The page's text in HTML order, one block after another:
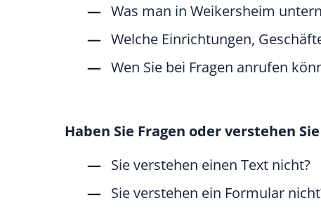
Was man in Weikersheim
Welche Einrichtungen,
Wen Sie bei Fragen anrufen
Haben Sie Fragen oder verstehen
Sie verstehen einen Text nicht?
Sie verstehen ein Formular